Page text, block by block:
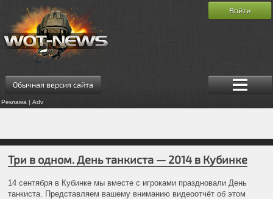
Обычная версия сайта
Реклама | Adv
Войти
Три в одном. День танкиста — 2014 в Кубинке
14 сентября в Кубинке мы вместе с игроками праздновали День
танкиста. Представляем вашему вниманию видеоотчёт об этом